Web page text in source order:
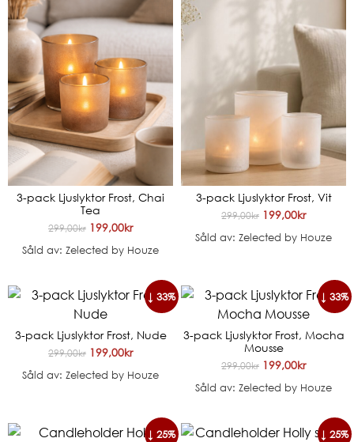
3-pack Ljuslyktor Frost, Chai
Tea
299,00kr 199,00kr
Såld av: Zelected by Houze
3-pack Ljuslyktor Frost, Vit
299,00kr 199,00kr
Såld av: Zelected by Houze
↓ 33%
3-pack Ljuslyktor Frost, Nude
299,00kr 199,00kr
Såld av: Zelected by Houze
↓ 33%
3-pack Ljuslyktor Frost, Mocha
Mousse
299,00kr 199,00kr
Såld av: Zelected by Houze
↓ 25% ↓ 25%